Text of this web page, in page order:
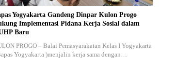
Yogyakarta Gandeng Dinpar Kulon Progo
Implementasi Pidana Kerja Sosial dalam
Baru
PROGO – Balai Pemasyarakatan Kelas I Yogyakarta
Yogyakarta )menjalin kerja sama dengan…